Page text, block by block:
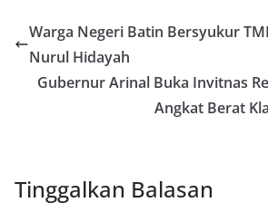
Warga Negeri Batin Bersyukur
Nurul Hidayah
Gubernur Arinal Buka Invitnas
Angkat Berat
Tinggalkan Balasan